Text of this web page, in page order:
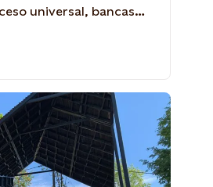
universal, bancas
personas con
la creación de